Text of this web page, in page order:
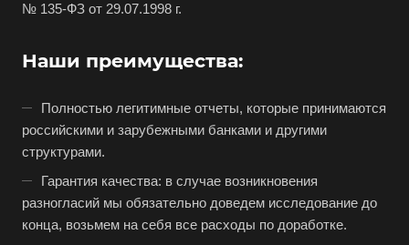
№ 135-ФЗ от 29.07.1998 г.
Наши преимущества:
Полностью легитимные отчеты, которые принимаются
российскими и зарубежными банками и другими
структурами.
Гарантия качества: в случае возникновения
разногласий мы обязательно доведем исследование до
конца, возьмем на себя все расходы по доработке.
Бор
Борисоглебск
Братск
Бронницы
Брянск